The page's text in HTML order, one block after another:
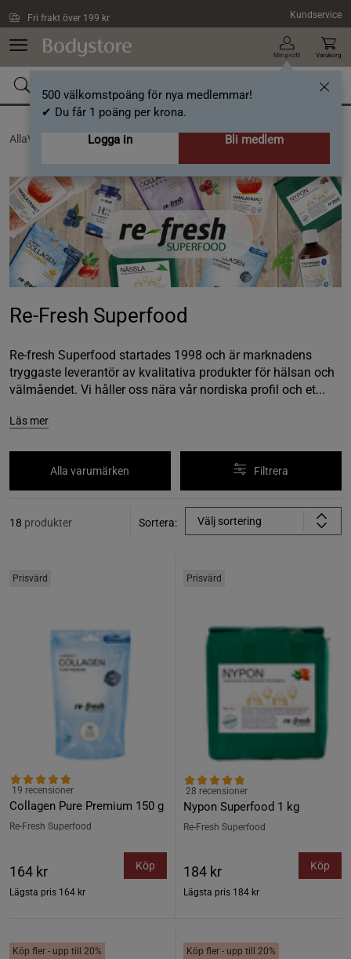
Fri frakt över 199 kr Kundservice
Min profil
500 välkomstpoäng för nya medlemmar!
✔ Du får 1 poäng per krona.
Logga in
Bli medlem
Varukorg
AllaVarumärken /Re-Fresh Superfood
Re-Fresh Superfood
Re-fresh Superfood startades 1998 och är marknadens
tryggaste leverantör av kvalitativa produkter för hälsan och
välmåendet. Vi håller oss nära vår nordiska profil och et...
Läs mer
Alla varumärken Filtrera
18 produkter Sortera: Välj sortering
Prisvärd
Collagen Pure Premium 150 g
19 recensioner
Re-Fresh Superfood
164 kr
Lägsta pris 164 kr
Köp
Prisvärd
Nypon Superfood 1 kg
28 recensioner
Re-Fresh Superfood
184 kr
Lägsta pris 184 kr
Köp
Köp fler - upp till 20% Köp fler - upp till 20%